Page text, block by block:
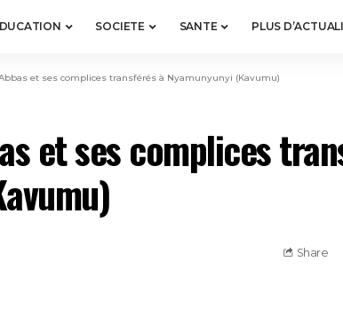
SOCIETE SANTE PLUS
Abbas et ses complices transférés à Nyamunyunyi (Kavumu)
et ses complices
Share